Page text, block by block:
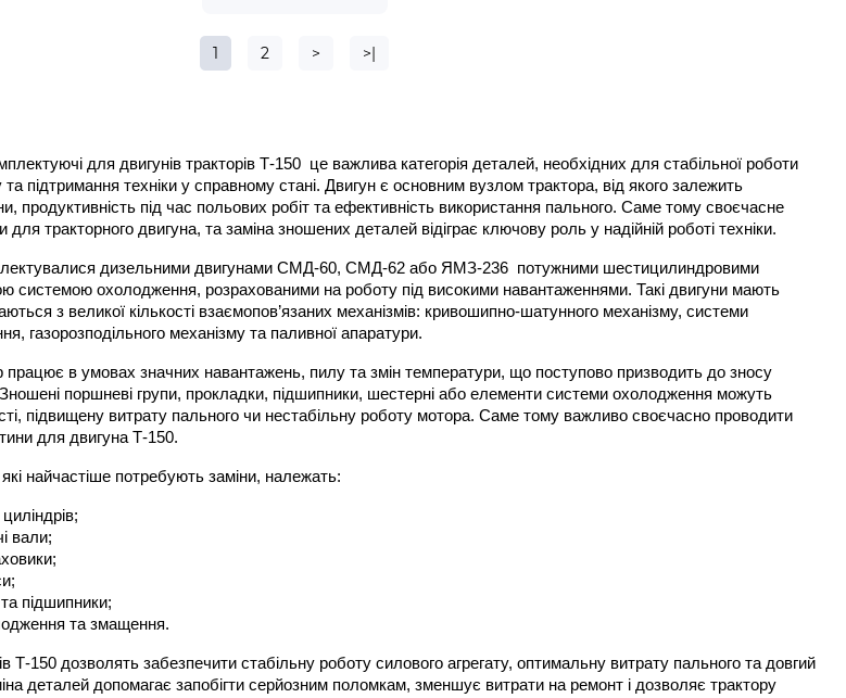
1 2 > >|
для двигунів тракторів Т-150  це важлива категорія деталей, необхідних для стабільної роботи
та підтримання техніки у справному стані. Двигун є основним вузлом трактора, від якого залежить
продуктивність під час польових робіт та ефективність використання пального. Саме тому своєчасне
для тракторного двигуна, та заміна зношених деталей відіграє ключову роль у надійній роботі техніки.
дизельними двигунами СМД-60, СМД-62 або ЯМЗ-236  потужними шестицилиндровими
системою охолодження, розрахованими на роботу під високими навантаженнями. Такі двигуни мають
з великої кількості взаємопов’язаних механізмів: кривошипно-шатунного механізму, системи
газорозподільного механізму та паливної апаратури.
працює в умовах значних навантажень, пилу та змін температури, що поступово призводить до зносу
поршневі групи, прокладки, підшипники, шестерні або елементи системи охолодження можуть
підвищену витрату пального чи нестабільну роботу мотора. Саме тому важливо своєчасно проводити
для двигуна Т-150.
найчастіше потребують заміни, належать:
вали;
підшипники;
та змащення.
Т-150 дозволять забезпечити стабільну роботу силового агрегату, оптимальну витрату пального та довгий
деталей допомагає запобігти серйозним поломкам, зменшує витрати на ремонт і дозволяє трактору